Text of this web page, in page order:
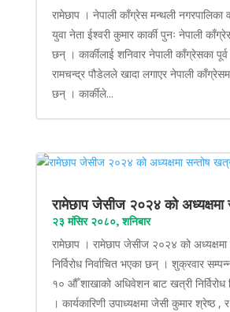
रामेछाप । नेपाली काँग्रेस मन्थली नगरपालिका
युवा नेता ईश्वरी कुमार कार्की पुनः नेपाली
छन् । कार्कीलाई शनिवार नेपाली काँग्रेसका पूर्व
रामचन्द्र पौडेलले खादा लगाएर नेपाली
छन् । कार्कीले...
रामेछाप जेसीज २०२४ को अध्यक्षमा
२३ मंसिर २०८०, शनिबार
रामेछाप । रामेछाप जेसीज २०२४ को
निर्विरोध निर्वाचित भएका छन् । शुक्रवार
१० औँ शाखाको अधिवेशन बाट खत्री निर्विरोध
। कार्यकारिणी उपाध्यक्षमा जेसी कुमार श्रेष्ठ ,